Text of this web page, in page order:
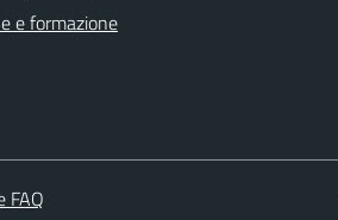
e formazione
FAQ